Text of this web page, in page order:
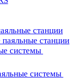
станции
станции
системы
системы